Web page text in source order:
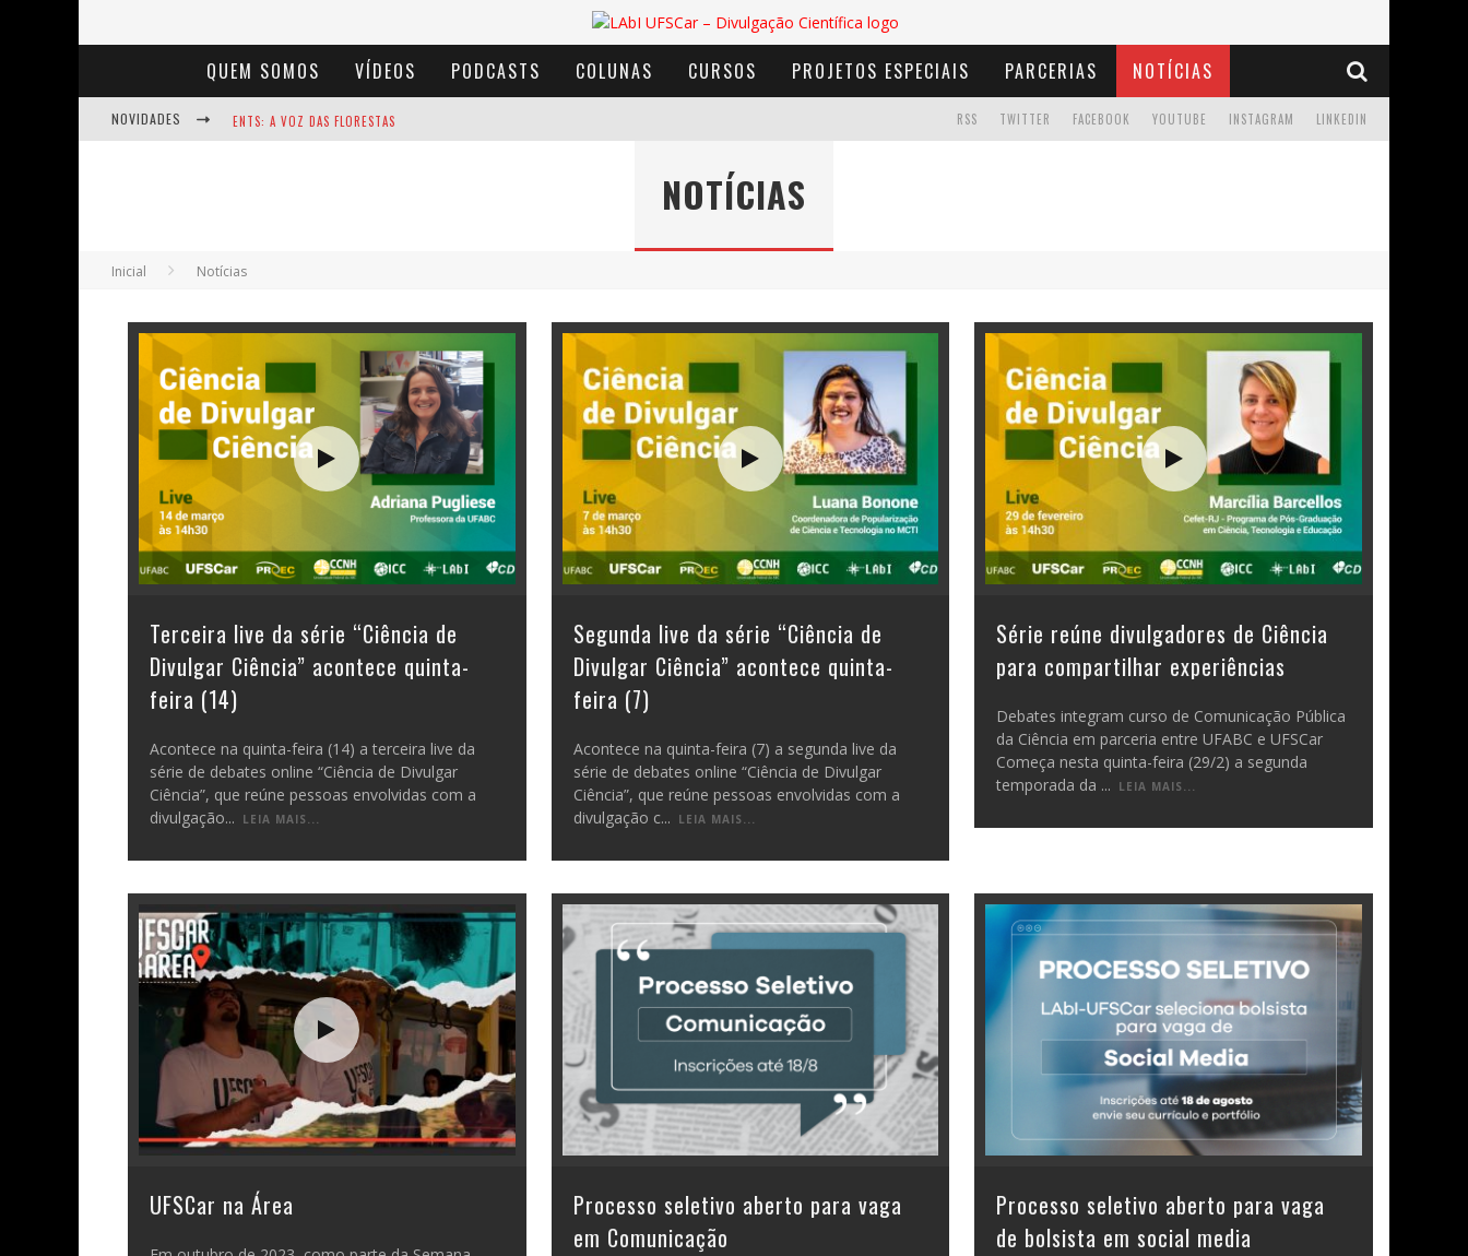
QUEM SOMOS VÍDEOS PODCASTS COLUNAS CURSOS PROJETOS ESPECIAIS PARCERIAS NOTÍCIAS
NOVIDADES ENTS: A VOZ DAS FLORESTAS
BAÚ DE HISTÓRIAS - A JAMAIS IMAGINADA AVENTURA COM OS MOINHOS DE VENTO
LINKEDIN
INSTAGRAM
YOUTUBE
FACEBOOK
TWITTER
RSS
NOTÍCIAS
Inicial Notícias
Terceira live da série “Ciência de
Divulgar Ciência” acontece quinta-
feira (14)
Acontece na quinta-feira (14) a terceira live da
série de debates online “Ciência de Divulgar
Ciência”, que reúne pessoas envolvidas com a
divulgação... LEIA MAIS...
Segunda live da série “Ciência de
Divulgar Ciência” acontece quinta-
feira (7)
Acontece na quinta-feira (7) a segunda live da
série de debates online “Ciência de Divulgar
Ciência”, que reúne pessoas envolvidas com a
divulgação c... LEIA MAIS...
Série reúne divulgadores de Ciência
para compartilhar experiências
Debates integram curso de Comunicação Pública
da Ciência em parceria entre UFABC e UFSCar
Começa nesta quinta-feira (29/2) a segunda
temporada da ... LEIA MAIS...
UFSCar na Área
Processo seletivo aberto para vaga
em Comunicação
Processo seletivo aberto para vaga
de bolsista em social media